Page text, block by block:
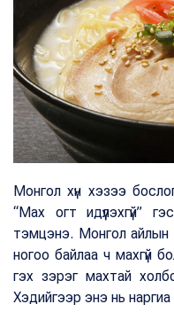
Монгол хүн хэзээ
“Мах огт идүүлэхгүй”
тэмцэнэ. Монгол айлын
ногоо байлаа ч махгүй
гэх зэрэг махтай
Хэдийгээр энэ нь наргиа